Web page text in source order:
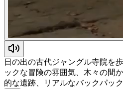
日の出の古代ジャングル寺院を
ックな冒険の雰囲気、木々の間
的な遺跡、リアルなバックパッ